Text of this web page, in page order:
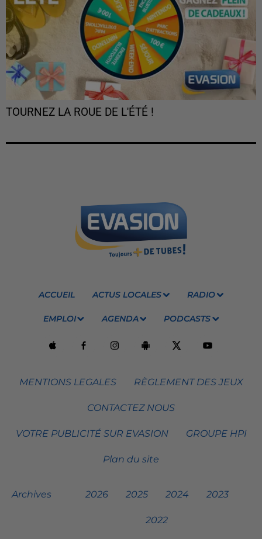
TOURNEZ LA ROUE DE L'ÉTÉ !
ACCUEIL ACTUS LOCALES RADIO
EMPLOI AGENDA PODCASTS
MENTIONS LEGALES RÈGLEMENT DES JEUX
CONTACTEZ NOUS
VOTRE PUBLICITÉ SUR EVASION GROUPE HPI
Plan du site
Archives 2026 2025 2024 2023
2022